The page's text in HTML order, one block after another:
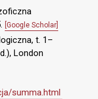
[Google Scholar]
t. 1–
London
summa.html